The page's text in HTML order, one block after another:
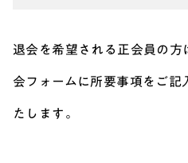
退会を希望される正会員の方
会フォームに所要事項をご記
たします。